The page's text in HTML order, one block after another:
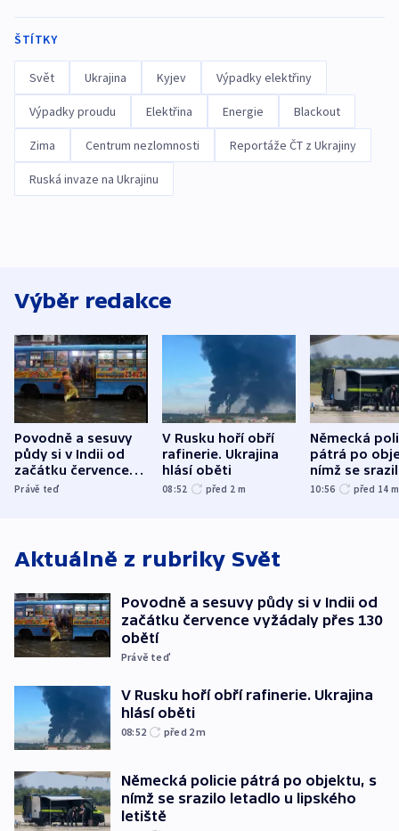
ŠTÍTKY
Svět Ukrajina Kyjev Výpadky elektřiny
Výpadky proudu Elektřina Energie Blackout
Zima Centrum nezlomnosti Reportáže ČT z Ukrajiny
Ruská invaze na Ukrajinu
Výběr redakce
Povodně a sesuvy
půdy si v Indii od
začátku července
vyžádaly přes 130
Právě teď
V Rusku hoří obří
rafinerie. Ukrajina
hlásí oběti
08:52 před 2 m
Německá
pátrá po
nímž se
letadlo u
10:56 před 14 m
Aktuálně z rubriky Svět
Povodně a sesuvy půdy si v Indii od
začátku července vyžádaly přes 130
obětí
Právě teď
V Rusku hoří obří rafinerie. Ukrajina
hlásí oběti
08:52 před 2m
Německá policie pátrá po objektu, s
nímž se srazilo letadlo u lipského
letiště